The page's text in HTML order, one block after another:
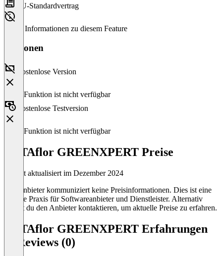
EU-Standardvertrag
Keine Informationen zu diesem Feature
Versionen
Kostenlose Version
Diese Funktion ist nicht verfügbar
Kostenlose Testversion
Diese Funktion ist nicht verfügbar
DATAflor GREENXPERT Preise
Zuletzt aktualisiert im Dezember 2024
Der Anbieter kommuniziert keine Preisinformationen. Dies ist eine
übliche Praxis für Softwareanbieter und Dienstleister. Alternativ
kannst du den Anbieter kontaktieren, um aktuelle Preise zu erfahren.
DATAflor GREENXPERT Erfahrungen
& Reviews (0)